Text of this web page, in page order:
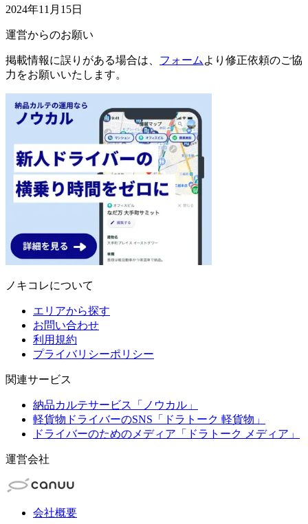
2024年11月15日
運営からのお願い
掲載情報に誤りがある場合は、 フォーム より修正依頼のご協
力をお願いいたします。
ノキコレについて
エリアから探す
お問い合わせ
利用規約
プライバリシーポリシー
関連サービス
納品カルテサービス「ノウカル」
軽貨物ドライバーのSNS「ドラトーク 軽貨物」
ドライバーのためのメディア「ドラトーク メディア」
運営会社
会社概要